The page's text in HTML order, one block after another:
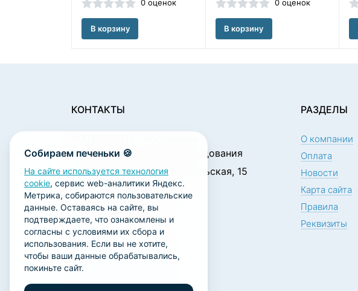
0 оценок
В корзину
0 оценок
В корзину
Собираем печеньки 🍪
На сайте используется технология
cookie, сервис web-аналитики Яндекс.
Метрика, собираются пользовательские
данные. Оставаясь на сайте, вы
подтверждаете, что ознакомлены и
согласны с условиями их сбора и
использования. Если вы не хотите,
чтобы ваши данные обрабатывались,
покиньте сайт.
КОНТАКТЫ
стоматологического оборудования
450001, г. Уфа ул. Комсомольская, 15
Пн. - Чт.: 09:00 - 18:00
Пт.: 09:00 - 17:00
Сб., Вс.: выходной
ortodent@yandex.ru
+7 (347) 212-00-15
+7 (347) 212-01-15
РАЗДЕЛЫ
О компании
Оплата
Новости
Карта сайта
Правила
Реквизиты